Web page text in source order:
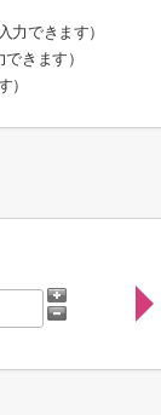
力できます）
できます）
）